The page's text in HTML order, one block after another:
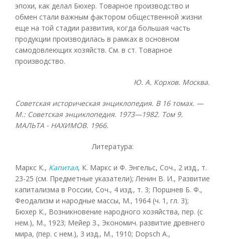
эпохи, как делал Бюхер. Товарное производство и
обмен стали важным фактором общественной жизни
еще на той стадии развития, когда большая часть
продукции производилась в рамках в основном
самодовлеющих хозяйств. См. в ст. Товарное
производство.
Ю. А. Корхов. Москва.
Советская историческая энциклопедия. В 16 томах. —
М.: Советская энциклопедия. 1973—1982. Том 9.
МАЛЬТА - НАХИМОВ. 1966.
Литература:
Маркс К., Капитал, К. Маркс и Ф. Энгельс, Соч., 2 изд., т.
23-25 (см. Предметные указатели); Ленин В. И., Развитие
капитализма в России, Соч., 4 изд., т. 3; Поршнев Б. Ф.,
Феодализм и народные массы, М., 1964 (ч. 1, гл. 3);
Бюхер К., Возникновение народного хозяйства, пер. (с
нем.), М., 1923; Мейер З., Экономич. развитие древнего
мира, (пер. с нем.), 3 изд., М., 1910; Dopsch A.,